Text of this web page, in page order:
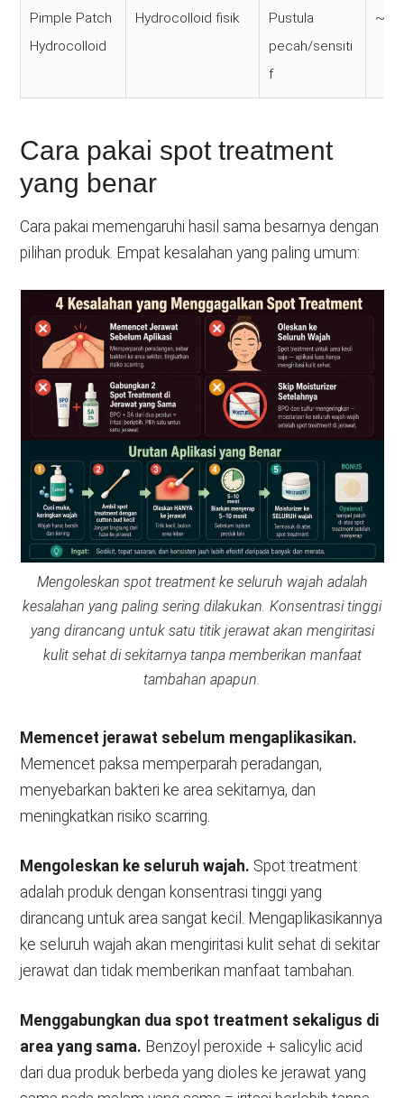
Pimple Patch
Hydrocolloid
Hydrocolloid fisik
Pustula
pecah/sensiti
f
Cara pakai spot treatment
yang benar
Cara pakai memengaruhi hasil sama besarnya dengan
pilihan produk. Empat kesalahan yang paling umum:
Mengoleskan spot treatment ke seluruh wajah adalah
kesalahan yang paling sering dilakukan. Konsentrasi tinggi
yang dirancang untuk satu titik jerawat akan mengiritasi
kulit sehat di sekitarnya tanpa memberikan manfaat
tambahan apapun.
Memencet jerawat sebelum mengaplikasikan.
Memencet paksa memperparah peradangan,
menyebarkan bakteri ke area sekitarnya, dan
meningkatkan risiko scarring.
Mengoleskan ke seluruh wajah. Spot treatment
adalah produk dengan konsentrasi tinggi yang
dirancang untuk area sangat kecil. Mengaplikasikannya
ke seluruh wajah akan mengiritasi kulit sehat di sekitar
jerawat dan tidak memberikan manfaat tambahan.
Menggabungkan dua spot treatment sekaligus di
area yang sama. Benzoyl peroxide + salicylic acid
dari dua produk berbeda yang dioles ke jerawat yang